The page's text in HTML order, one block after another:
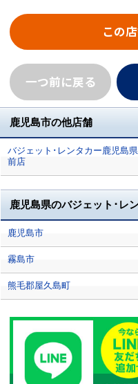
この
一つ前に戻る
鹿児島市の他店舗
バジェット･レンタカー鹿児島
前店
鹿児島県のバジェット･レ
鹿児島市
霧島市
熊毛郡屋久島町